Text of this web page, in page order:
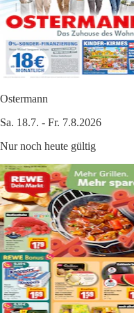
Ostermann
Sa. 18.7. - Fr. 7.8.2026
Nur noch heute gültig